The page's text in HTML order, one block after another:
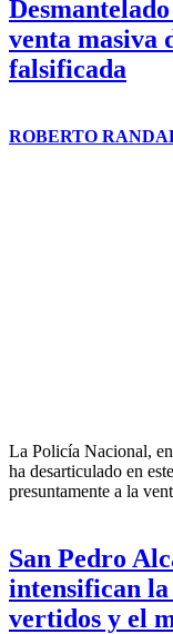
venta masiva
falsificada
ROBERTO
La Policía Nacional,
ha desarticulado en
presuntamente a la
San Pedro
intensifican
vertidos y el